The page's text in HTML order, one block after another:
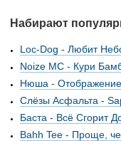
Набирают
Loc-Dog - Любит
Noize MC - Кури
Нюша - Отображение
Слёзы Асфальта -
Баста - Всё Сгорит
Bahh Tee - Проще,